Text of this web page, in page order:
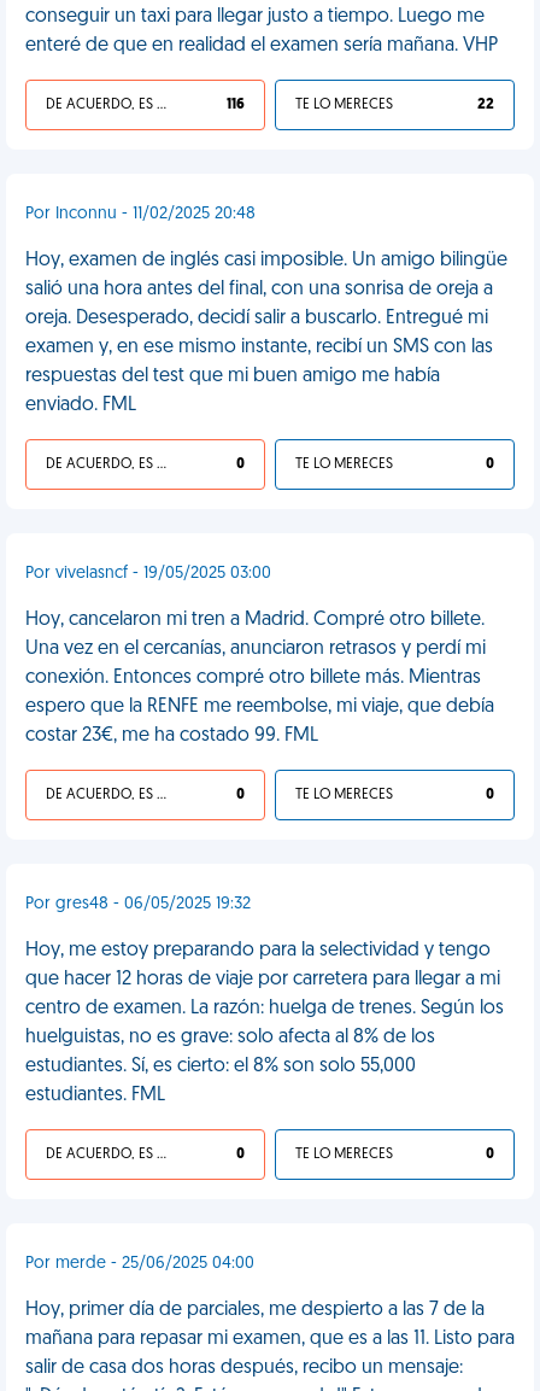
conseguir un taxi para llegar justo a tiempo. Luego me
enteré de que en realidad el examen sería mañana. VHP
DE ACUERDO, ES UNA VIDA HP 116 TE LO MERECES 22
Por Inconnu - 11/02/2025 20:48
Hoy, examen de inglés casi imposible. Un amigo bilingüe
salió una hora antes del final, con una sonrisa de oreja a
oreja. Desesperado, decidí salir a buscarlo. Entregué mi
examen y, en ese mismo instante, recibí un SMS con las
respuestas del test que mi buen amigo me había
enviado. FML
DE ACUERDO, ES UNA VIDA HP 0 TE LO MERECES 0
Por vivelasncf - 19/05/2025 03:00
Hoy, cancelaron mi tren a Madrid. Compré otro billete.
Una vez en el cercanías, anunciaron retrasos y perdí mi
conexión. Entonces compré otro billete más. Mientras
espero que la RENFE me reembolse, mi viaje, que debía
costar 23€, me ha costado 99. FML
DE ACUERDO, ES UNA VIDA HP 0 TE LO MERECES 0
Por gres48 - 06/05/2025 19:32
Hoy, me estoy preparando para la selectividad y tengo
que hacer 12 horas de viaje por carretera para llegar a mi
centro de examen. La razón: huelga de trenes. Según los
huelguistas, no es grave: solo afecta al 8% de los
estudiantes. Sí, es cierto: el 8% son solo 55,000
estudiantes. FML
DE ACUERDO, ES UNA VIDA HP 0 TE LO MERECES 0
Por merde - 25/06/2025 04:00
Hoy, primer día de parciales, me despierto a las 7 de la
mañana para repasar mi examen, que es a las 11. Listo para
salir de casa dos horas después, recibo un mensaje: